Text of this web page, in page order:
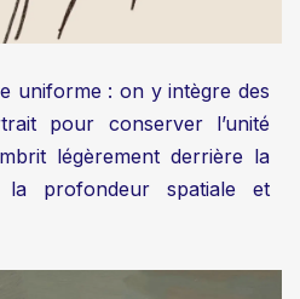
uniforme : on y intègre des
pour conserver l’unité
légèrement derrière la
profondeur spatiale et